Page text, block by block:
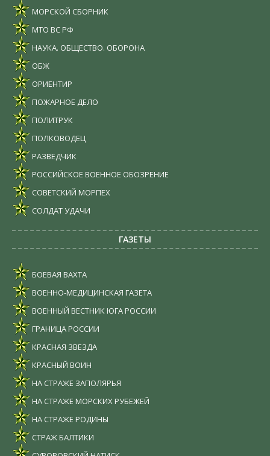
МОРСКОЙ СБОРНИК
МТО ВС РФ
НАУКА. ОБЩЕСТВО. ОБОРОНА
ОБЖ
ОРИЕНТИР
ПОЖАРНОЕ ДЕЛО
ПОЛИТРУК
ПОЛКОВОДЕЦ
РАЗВЕДЧИК
РОССИЙСКОЕ ВОЕННОЕ ОБОЗРЕНИЕ
СОВЕТСКИЙ МОРПЕХ
СОЛДАТ УДАЧИ
ГАЗЕТЫ
БОЕВАЯ ВАХТА
ВОЕННО-МЕДИЦИНСКАЯ ГАЗЕТА
ВОЕННЫЙ ВЕСТНИК ЮГА РОССИИ
ГРАНИЦА РОССИИ
КРАСНАЯ ЗВЕЗДА
КРАСНЫЙ ВОИН
НА СТРАЖЕ ЗАПОЛЯРЬЯ
НА СТРАЖЕ МОРСКИХ РУБЕЖЕЙ
НА СТРАЖЕ РОДИНЫ
СТРАЖ БАЛТИКИ